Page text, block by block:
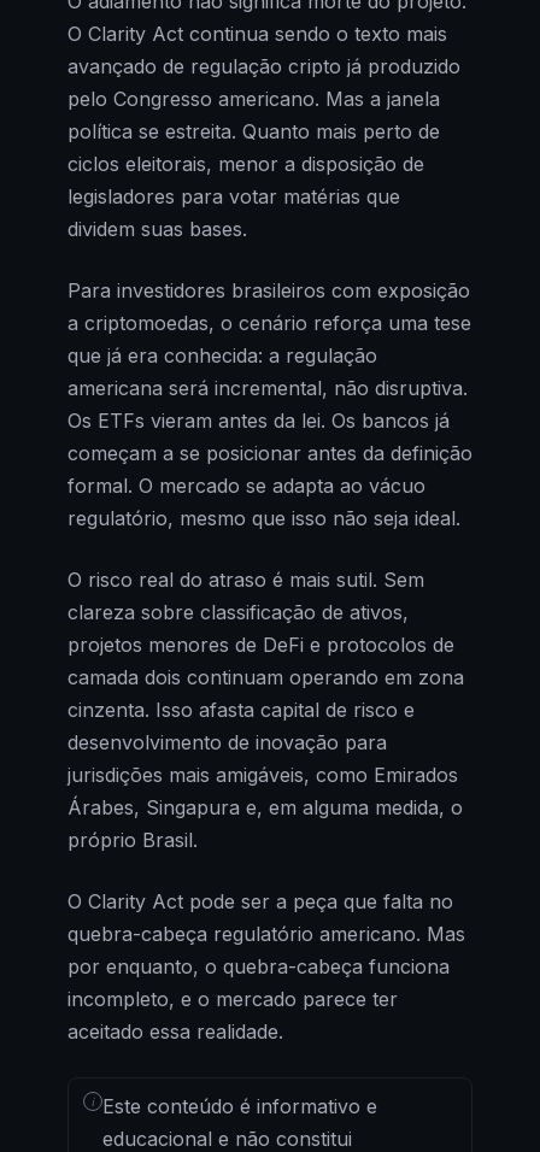
O Clarity Act continua sendo o texto mais
avançado de regulação cripto já produzido
pelo Congresso americano. Mas a janela
política se estreita. Quanto mais perto de
ciclos eleitorais, menor a disposição de
legisladores para votar matérias que
dividem suas bases.
Para investidores brasileiros com exposição
a criptomoedas, o cenário reforça uma tese
que já era conhecida: a regulação
americana será incremental, não disruptiva.
Os ETFs vieram antes da lei. Os bancos já
começam a se posicionar antes da definição
formal. O mercado se adapta ao vácuo
regulatório, mesmo que isso não seja ideal.
O risco real do atraso é mais sutil. Sem
clareza sobre classificação de ativos,
projetos menores de DeFi e protocolos de
camada dois continuam operando em zona
cinzenta. Isso afasta capital de risco e
desenvolvimento de inovação para
jurisdições mais amigáveis, como Emirados
Árabes, Singapura e, em alguma medida, o
próprio Brasil.
O Clarity Act pode ser a peça que falta no
quebra-cabeça regulatório americano. Mas
por enquanto, o quebra-cabeça funciona
incompleto, e o mercado parece ter
aceitado essa realidade.
i Este conteúdo é informativo e
educacional e não constitui